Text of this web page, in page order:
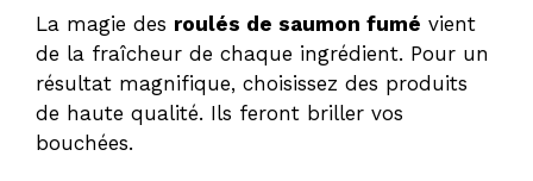
La magie des roulés de saumon fumé vient
de la fraîcheur de chaque ingrédient. Pour un
résultat magnifique, choisissez des produits
de haute qualité. Ils feront briller vos
bouchées.